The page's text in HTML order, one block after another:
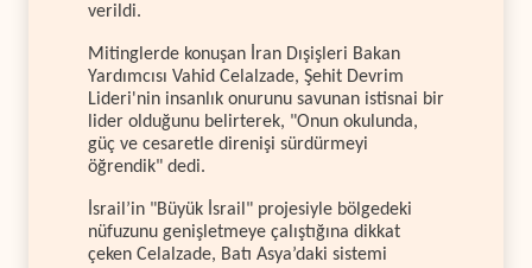
verildi.
Mitinglerde konuşan İran Dışişleri Bakan
Yardımcısı Vahid Celalzade, Şehit Devrim
Lideri'nin insanlık onurunu savunan istisnai bir
lider olduğunu belirterek, "Onun okulunda,
güç ve cesaretle direnişi sürdürmeyi
öğrendik" dedi.
İsrail’in "Büyük İsrail" projesiyle bölgedeki
nüfuzunu genişletmeye çalıştığına dikkat
çeken Celalzade, Batı Asya’daki sistemi